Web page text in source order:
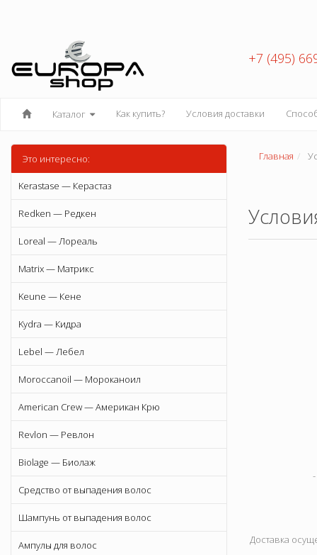
+7 (495)
Каталог Как купить? Условия доставки
Это интересно:
Kerastase — Керастаз
Redken — Редкен
Loreal — Лореаль
Matrix — Матрикс
Keune — Кене
Kydra — Кидра
Lebel — Лебел
Moroccanoil — Мороканоил
American Crew — Американ Крю
Revlon — Ревлон
Biolage — Биолаж
Средство от выпадения волос
Шампунь от выпадения волос
Ампулы для волос
Главная
Доставка